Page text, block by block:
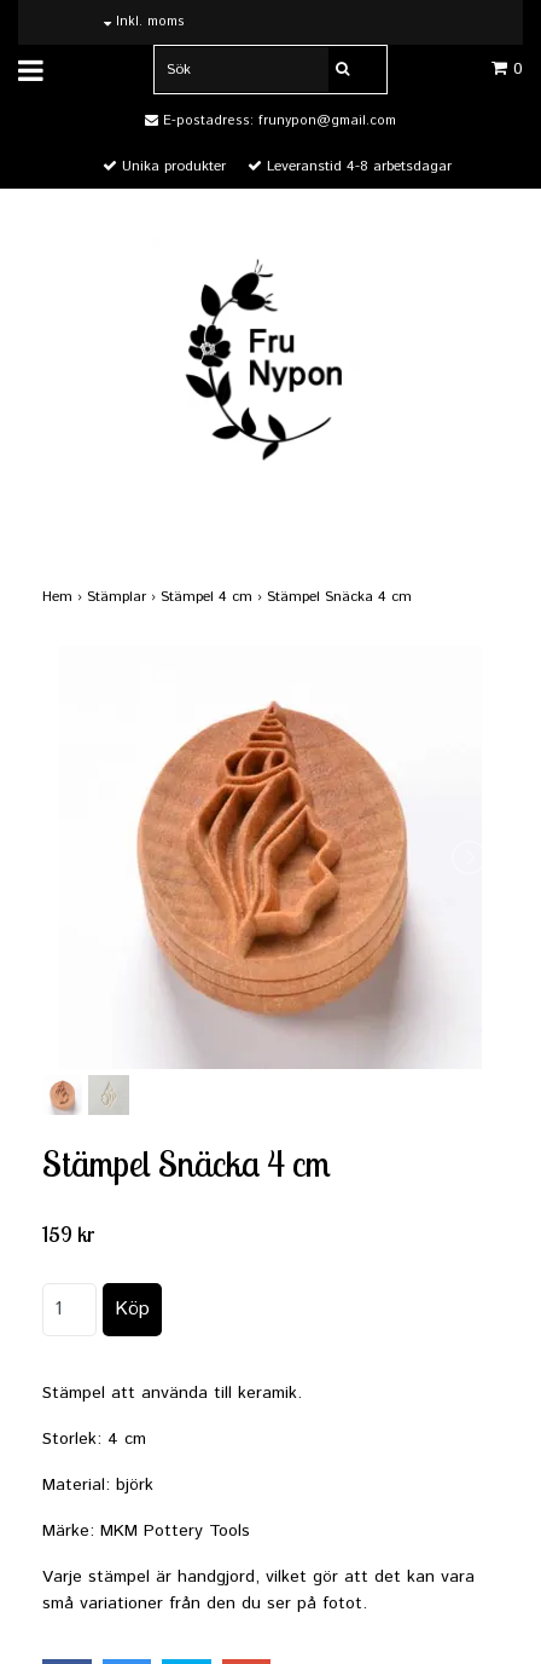
Inkl. moms
0
E-postadress: frunypon@gmail.com
Unika produkter Leveranstid 4-8 arbetsdagar
Hem › Stämplar › Stämpel 4 cm › Stämpel Snäcka 4 cm
Stämpel Snäcka 4 cm
159 kr
Stämpel att använda till keramik.
Storlek: 4 cm
Material: björk
Märke: MKM Pottery Tools
Varje stämpel är handgjord, vilket gör att det kan vara
små variationer från den du ser på fotot.